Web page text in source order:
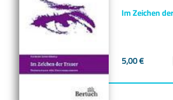
Im Zeichen
5,00€